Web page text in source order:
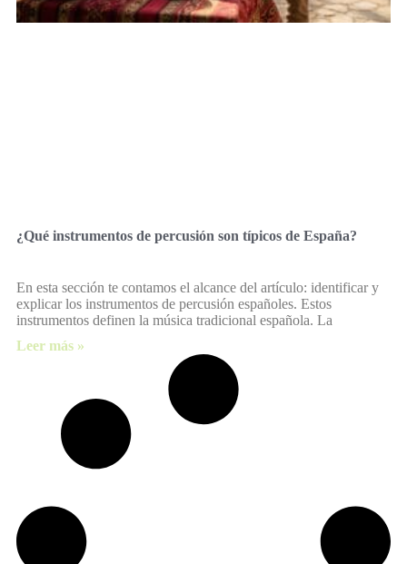
¿Qué instrumentos de percusión son típicos de España?
En esta sección te contamos el alcance del artículo: identificar y
explicar los instrumentos de percusión españoles. Estos
instrumentos definen la música tradicional española. La
Leer más »